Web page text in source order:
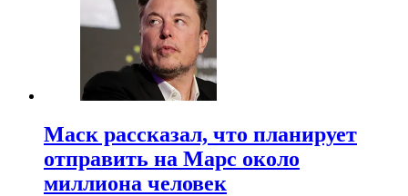
Маск рассказал, что планирует
отправить на Марс около
миллиона человек